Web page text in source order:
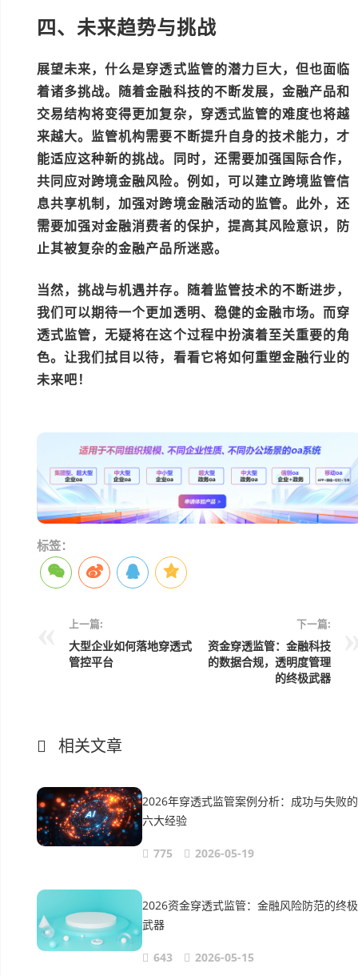
四、未来趋势与挑战
展望未来，什么是穿透式监管的潜力巨大，但也面临
着诸多挑战。随着金融科技的不断发展，金融产品和
交易结构将变得更加复杂， 穿透式监管的难度也将越
来越大。监管机构需要不断提升自身的技术能力，才
能适应这种新的挑战。同时，还需要加强国际合作，
共同应对跨境金融风险。例如，可以建立跨境监管信
息共享机制，加强对跨境金融活动的监管。此外，还
需要加强对金融消费者的保护，提高其风险意识，防
止其被复杂的金融产品所迷惑。
当然，挑战与机遇并存。随着监管技术的不断进步，
我们可以期待一个更加透明、稳健的金融市场。而穿
透式监管，无疑将在这个过程中扮演着至关重要的角
色。让我们拭目以待，看看它将如何重塑金融行业的
未来吧！
标签：
上一篇:
大型企业如何落地穿透式
管控平台
下一篇:
资金穿透监管：金融科技
的数据合规，透明度管理
的终极武器
相关文章
2026年穿透式监管案例分析：成功与失败的
六大经验
775 2026-05-19
2026资金穿透式监管：金融风险防范的终极
武器
643 2026-05-15